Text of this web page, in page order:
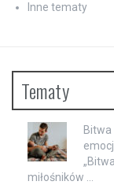
Inne tematy
Tematy
Bitwa
miłośników …